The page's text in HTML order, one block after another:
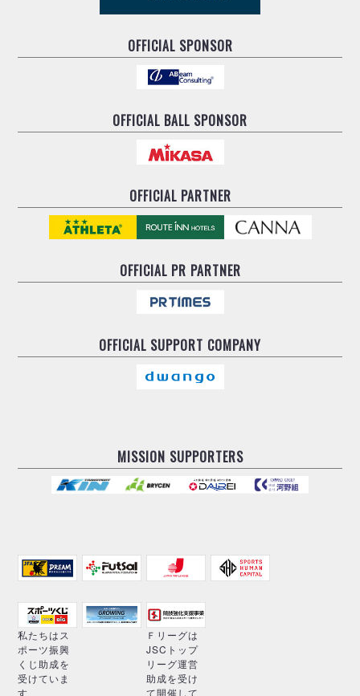
OFFICIAL SPONSOR
OFFICIAL BALL SPONSOR
OFFICIAL PARTNER
OFFICIALPR PARTNER
OFFICIAL SUPPORT COMPANY
MISSION SUPPORTERS
私たちはス
ポーツ振興
くじ助成を
受けていま
す
Ｆリーグは
JSCトップ
リーグ運営
助成を受け
て開催して